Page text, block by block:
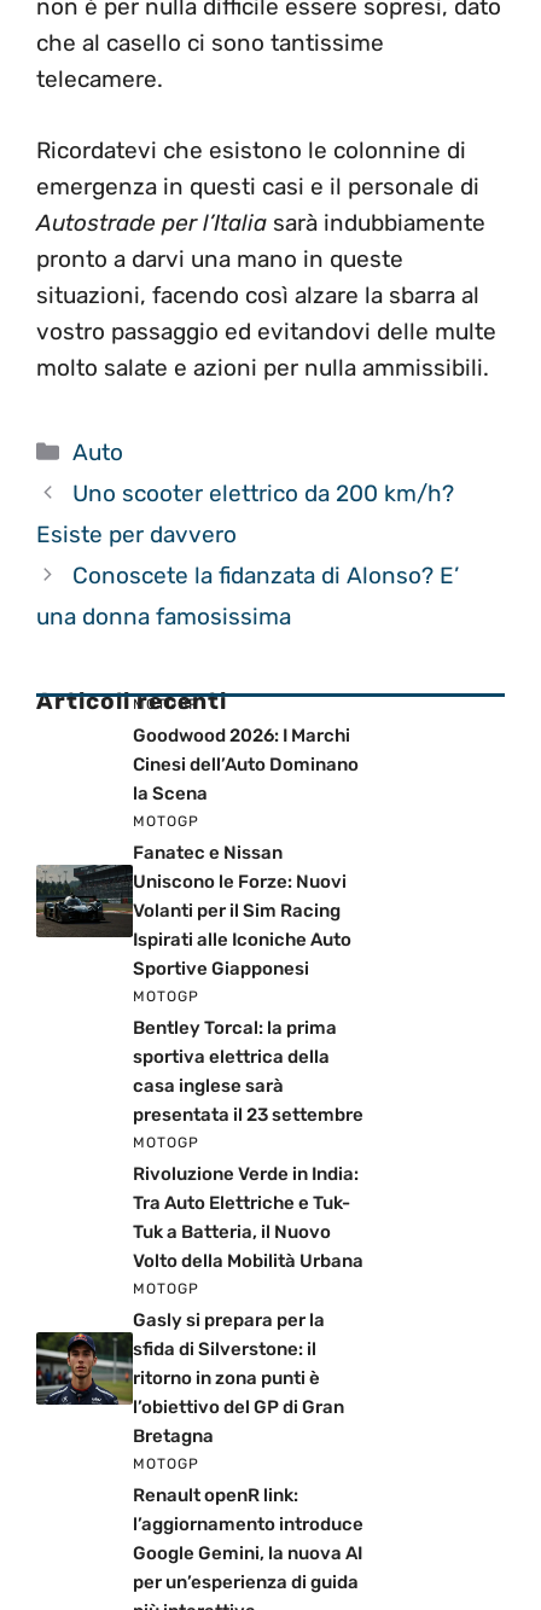
non è per nulla difficile essere sopresi, dato
che al casello ci sono tantissime
telecamere.
Ricordatevi che esistono le colonnine di
emergenza in questi casi e il personale di
Autostrade per l’Italia sarà indubbiamente
pronto a darvi una mano in queste
situazioni, facendo così alzare la sbarra al
vostro passaggio ed evitandovi delle multe
molto salate e azioni per nulla ammissibili.
Categorie
Auto
Uno scooter elettrico da 200 km/h?
Esiste per davvero
Conoscete la fidanzata di Alonso? E’
una donna famosissima
Articoli recenti
MOTOGP
Goodwood 2026: I Marchi
Cinesi dell’Auto Dominano
la Scena
MOTOGP
Fanatec e Nissan
Uniscono le Forze: Nuovi
Volanti per il Sim Racing
Ispirati alle Iconiche Auto
Sportive Giapponesi
MOTOGP
Bentley Torcal: la prima
sportiva elettrica della
casa inglese sarà
presentata il 23 settembre
MOTOGP
Rivoluzione Verde in India:
Tra Auto Elettriche e Tuk-
Tuk a Batteria, il Nuovo
Volto della Mobilità Urbana
MOTOGP
Gasly si prepara per la
sfida di Silverstone: il
ritorno in zona punti è
l’obiettivo del GP di Gran
Bretagna
MOTOGP
Renault openR link:
l’aggiornamento introduce
Google Gemini, la nuova AI
per un’esperienza di guida